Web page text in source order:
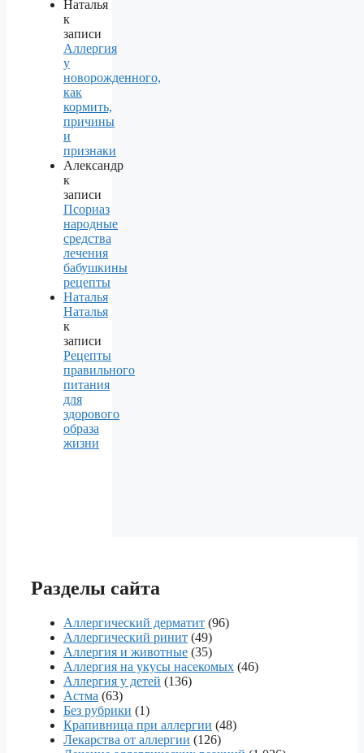
Наталья
к
записи
Аллергия
у
новорожденного,
как
кормить,
причины
и
признаки
Александр
к
записи
Псориаз
народные
средства
лечения
бабушкины
рецепты
Наталья
Наталья
к
записи
Рецепты
правильного
питания
для
здорового
образа
жизни
Разделы сайта
Аллергический дерматит (96)
Аллергический ринит (49)
Аллергия и животные (35)
Аллергия на укусы насекомых (46)
Аллергия у детей (136)
Астма (63)
Без рубрики (1)
Крапивница при аллергии (48)
Лекарства от аллергии (126)